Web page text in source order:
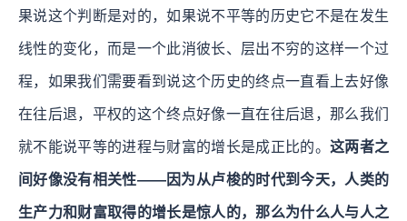
果说这个判断是对的，如果说不平等的历史它不是在发生
线性的变化，而是一个此消彼长、层出不穷的这样一个过
程，如果我们需要看到说这个历史的终点一直看上去好像
在往后退，平权的这个终点好像一直在往后退，那么我们
就不能说平等的进程与财富的增长是成正比的。 这两者之
间好像没有相关性——因为从卢梭的时代到今天，人类的
生产力和财富取得的增长是惊人的，那么为什么人与人之